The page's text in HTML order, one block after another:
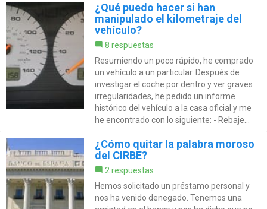
¿Qué puedo hacer si han
manipulado el kilometraje del
vehículo?
8 respuestas
Resumiendo un poco rápido, he comprado
un vehículo a un particular. Después de
investigar el coche por dentro y ver graves
irregularidades, he pedido un informe
histórico del vehículo a la casa oficial y me
he encontrado con lo siguiente: - Rebaje...
¿Cómo quitar la palabra moroso
del CIRBE?
2 respuestas
Hemos solicitado un préstamo personal y
nos ha venido denegado. Tenemos una